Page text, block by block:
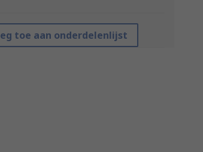
toe aan onderdelenlijst